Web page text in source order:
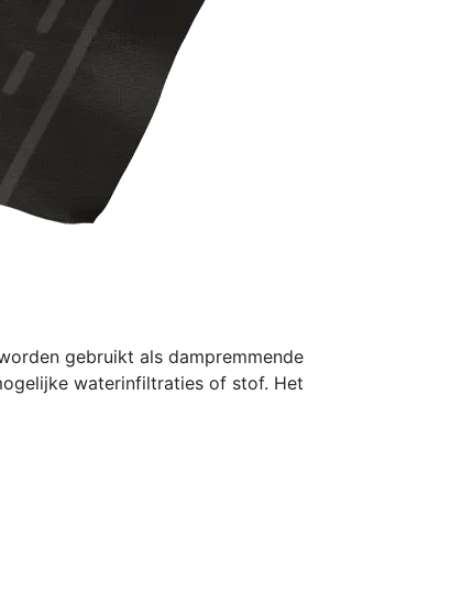
gebruikt als dampremmende
waterinfiltraties of stof. Het